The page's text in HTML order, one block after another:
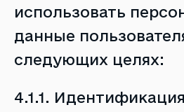
использовать
данные
следующих целях:
4.1.1. Идентификация